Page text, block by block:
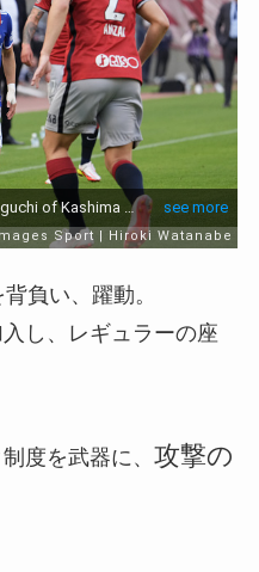
負い、躍動。
し、レギュラーの座
度を武器に、 攻撃の